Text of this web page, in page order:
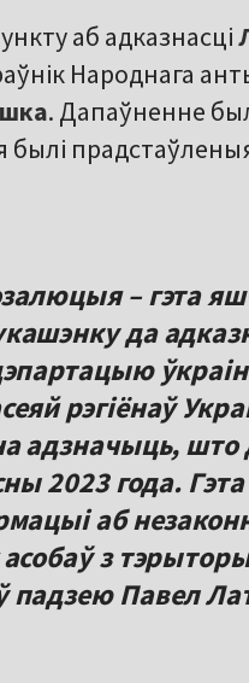
аб адказнасці
Народнага
. Дапаўненне
былі
– гэта
да
рэгіёнаў
адзначыць,
2023 года.
аб
з
падзею Павел